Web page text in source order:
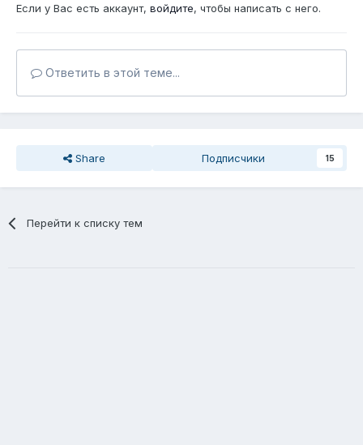
Если у Вас есть аккаунт, войдите, чтобы написать с него.
Ответить в этой теме...
Share Подписчики 15
Перейти к списку тем